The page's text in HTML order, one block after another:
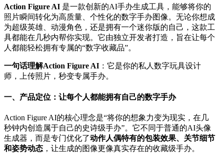
Action Figure AI 是一款创新的AI手办生成工具，能够将你的
照片瞬间转化为高质量、个性化的数字手办图像。无论你想成
为超级英雄、动漫角色，还是拥有一个迷你版的自己，这款工
具都能在几秒内帮你实现。它由独立开发者打造，旨在让每个
人都能轻松拥有专属的“数字收藏品”。
一句话理解Action Figure AI ：它是你的私人数字玩具设计
师，上传照片，秒变专属手办。
一、产品定位：让每个人都能拥有自己的数字手办
Action Figure AI的核心理念是“将你的想象力变为现实，在几
秒钟内创造属于自己的史诗级手办”。它不同于普通的AI头像
生成器，而是专门优化了动作人偶特有的包装效果、关节细节
和姿势动态 ，让生成的图像更像真实存在的收藏级手办。